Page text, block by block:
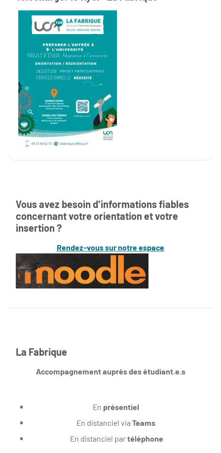
Vous avez besoin d'informations fiables
concernant votre orientation et votre
insertion ?
Rendez-vous sur notre espace
La Fabrique
Accompagnement auprès des étudiant.e.s
En présentiel
En distanciel via Teams
En distanciel partéléphone